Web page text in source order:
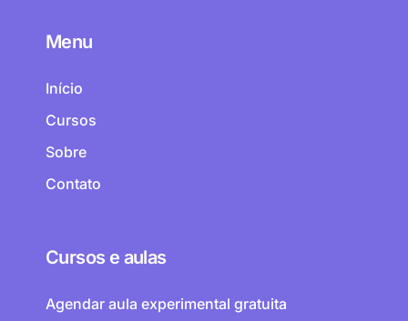
Menu
Início
Cursos
Sobre
Contato
Cursos e aulas
Agendar aula experimental gratuita